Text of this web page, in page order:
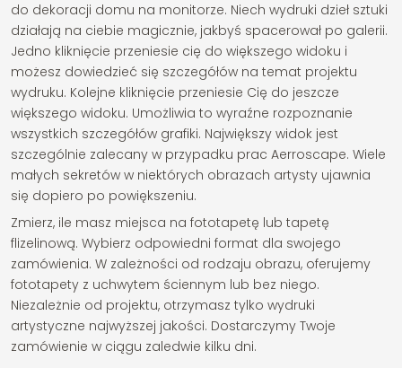
do dekoracji domu na monitorze. Niech wydruki dzieł sztuki
działają na ciebie magicznie, jakbyś spacerował po galerii.
Jedno kliknięcie przeniesie cię do większego widoku i
możesz dowiedzieć się szczegółów na temat projektu
wydruku. Kolejne kliknięcie przeniesie Cię do jeszcze
większego widoku. Umożliwia to wyraźne rozpoznanie
wszystkich szczegółów grafiki. Największy widok jest
szczególnie zalecany w przypadku prac Aerroscape. Wiele
małych sekretów w niektórych obrazach artysty ujawnia
się dopiero po powiększeniu.
Zmierz, ile masz miejsca na fototapetę lub tapetę
flizelinową. Wybierz odpowiedni format dla swojego
zamówienia. W zależności od rodzaju obrazu, oferujemy
fototapety z uchwytem ściennym lub bez niego.
Niezależnie od projektu, otrzymasz tylko wydruki
artystyczne najwyższej jakości. Dostarczymy Twoje
zamówienie w ciągu zaledwie kilku dni.